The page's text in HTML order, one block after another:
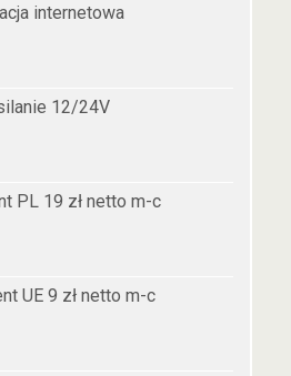
internetowa
12/24V
PL 19 zł netto m-c
UE 9 zł netto m-c